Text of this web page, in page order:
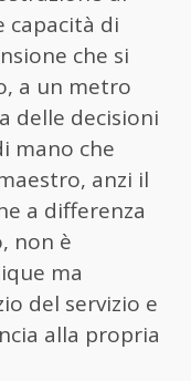
di
che si
a un metro
delle decisioni
mano che
anzi il
a differenza
non è
ma
del servizio e
alla propria